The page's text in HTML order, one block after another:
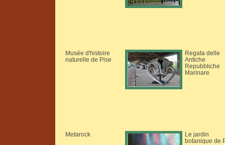
Musée d'histoire
naturelle de Pise
Regata delle
Antiche
Repubbliche
Marinare
Metarock
Le jardin
botanique de